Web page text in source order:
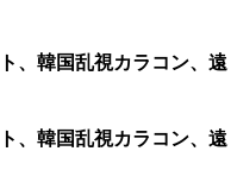
、韓国乱視カラコン、遠
、韓国乱視カラコン、遠